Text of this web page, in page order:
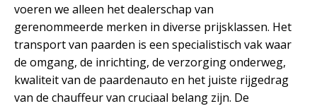
voeren we alleen het dealerschap van
gerenommeerde merken in diverse prijsklassen. Het
transport van paarden is een specialistisch vak waar
de omgang, de inrichting, de verzorging onderweg,
kwaliteit van de paardenauto en het juiste rijgedrag
van de chauffeur van cruciaal belang zijn. De